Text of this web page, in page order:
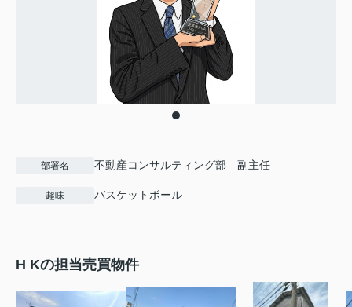
部署名 不動産コンサルティング部 副主任
趣味 バスケットボール
H Kの担当売買物件